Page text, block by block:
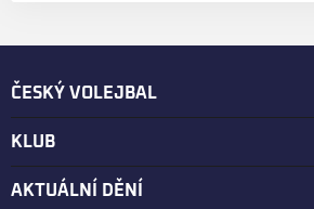
ČESKÝ VOLEJBAL
KLUB
AKTUÁLNÍ DĚNÍ